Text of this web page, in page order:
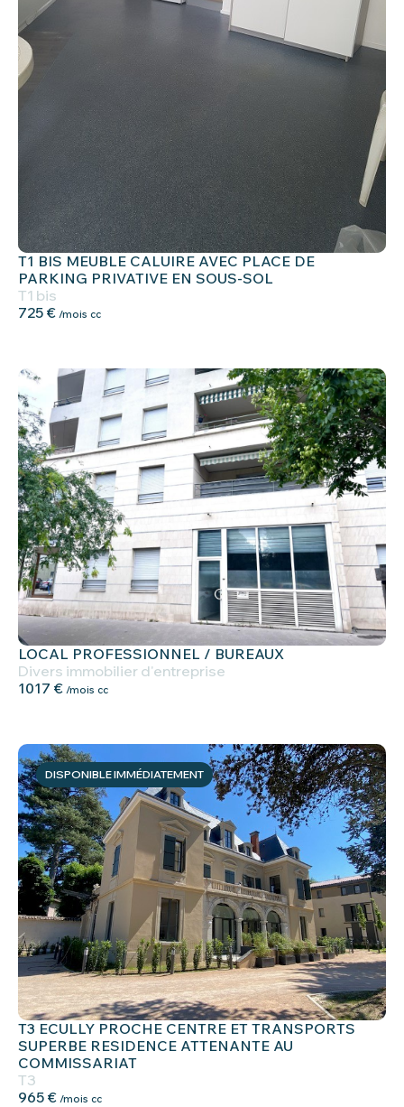
T1 BIS MEUBLE CALUIRE AVEC PLACE DE
PARKING PRIVATIVE EN SOUS-SOL
T1 bis
725 € /mois cc
LOCAL PROFESSIONNEL / BUREAUX
Divers immobilier d'entreprise
1017 € /mois cc
DISPONIBLE IMMÉDIATEMENT
T3 ECULLY PROCHE CENTRE ET TRANSPORTS
SUPERBE RESIDENCE ATTENANTE AU
COMMISSARIAT
T3
965 € /mois cc